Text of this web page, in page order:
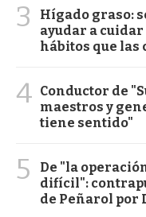
3
Hígado graso:
ayudar a
hábitos que
4 Conductor de
maestros y
tiene sentido"
5
De "la
difícil":
de Peñarol por